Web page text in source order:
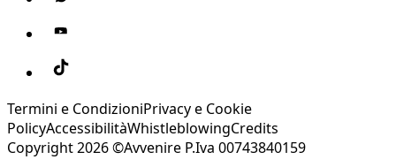
Termini e CondizioniPrivacy e Cookie
PolicyAccessibilitàWhistleblowingCredits
Copyright 2026 ©Avvenire P.Iva 00743840159